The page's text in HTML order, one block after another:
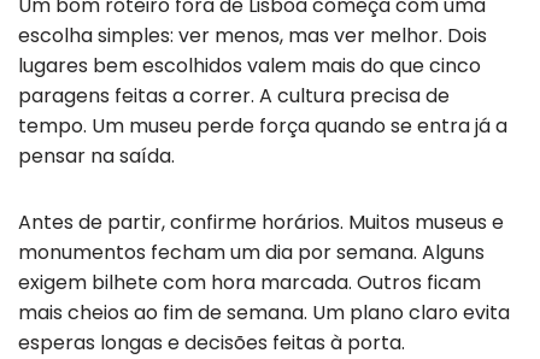
Um bom roteiro fora de Lisboa começa com uma
escolha simples: ver menos, mas ver melhor. Dois
lugares bem escolhidos valem mais do que cinco
paragens feitas a correr. A cultura precisa de
tempo. Um museu perde força quando se entra já a
pensar na saída.
Antes de partir, confirme horários. Muitos museus e
monumentos fecham um dia por semana. Alguns
exigem bilhete com hora marcada. Outros ficam
mais cheios ao fim de semana. Um plano claro evita
esperas longas e decisões feitas à porta.